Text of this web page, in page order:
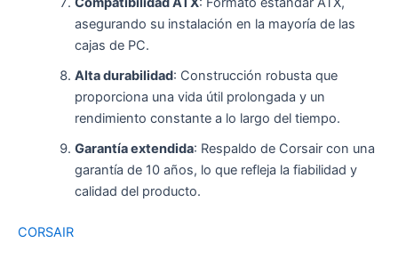
asegurando su instalación en la mayoría de las
cajas de PC.
Alta durabilidad: Construcción robusta que
proporciona una vida útil prolongada y un
rendimiento constante a lo largo del tiempo.
Garantía extendida: Respaldo de Corsair con una
garantía de 10 años, lo que refleja la fiabilidad y
calidad del producto.
CORSAIR